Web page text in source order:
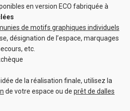
EUR
en version ECO fabriquée à
de motifs graphiques individuels
désignation de l’espace, marquages
etc.
de la réalisation finale, utilisez la
de votre espace ou de prêt de dalles